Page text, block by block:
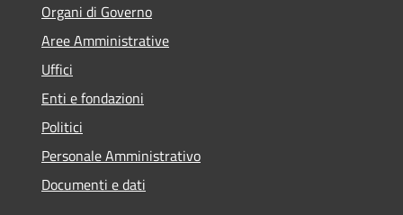
Organi di Governo
Aree Amministrative
Uffici
Enti e fondazioni
Politici
Personale Amministrativo
Documenti e dati